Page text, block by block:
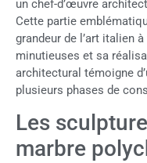
un chef-d’œuvre
Cette partie
grandeur de l’art italien
minutieuses et sa
architectural témoigne
plusieurs phases de
Les
marbre